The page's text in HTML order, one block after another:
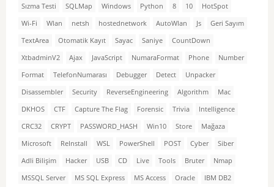
Sızma Testi
SQLMap Windows Python 8 10
HotSpot
Wi-Fi
Wlan netsh hostednetwork AutoWlan Js
Geri Sayım
TextArea
Otomatik Kayıt Sayac Saniye
CountDown
XtbadminV2
Ajax JavaScript NumaraFormat Phone
Number
Format
TelefonNumarası Debugger Detect
Unpacker
Disassembler
Security ReverseEngineering Algorithm
Mac
DKHOS
CTF Capture The Flag Forensic Trivia
Intelligence
CRC32
CRYPT PASSWORD_HASH Win10 Store
Mağaza
Microsoft
ReInstall WSL PowerShell POST Cyber
Siber
Adli Bilişim
Hacker USB CD Live Tools Bruter
Nmap
MSSQL Server
MS SQL Express MS Access Oracle
IBM DB2